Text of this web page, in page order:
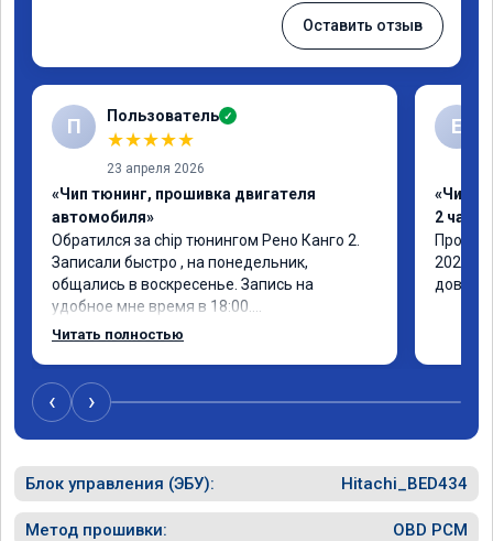
Оставить отзыв
П Пользователь ✓
★★★★★
23 апреля 2026
«Чип тюнинг, прошивка двигателя
автомобиля»
Обратился за chip тюнингом Рено Канго 2.
Записали быстро , на понедельник,
общались в воскресенье. Запись на
удобное мне время в 18:00.
Работу выполнили за 30 минут,
Читать полностью
Е
«Чип
2 часа»
2021
‹ ›
Блок управления (ЭБУ): Hitachi_BED434
Метод прошивки: OBD PCM